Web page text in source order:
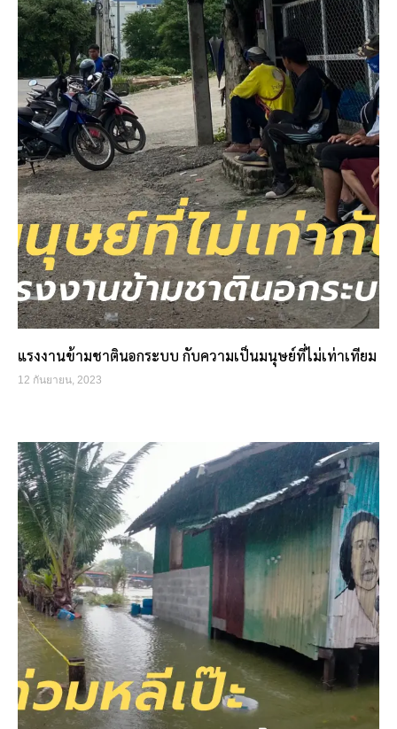
แรงงานข้ามชาตินอกระบบ กับความเป็นมนุษย์ที่ไม่เท่าเทียม
12 กันยายน, 2023